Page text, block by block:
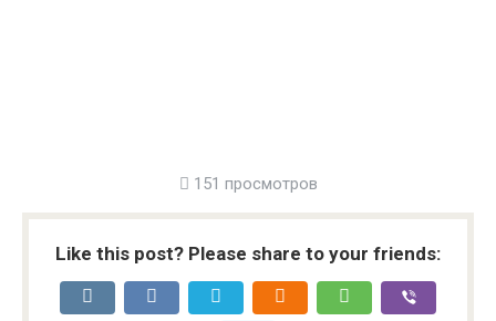
151 просмотров
Like this post? Please share to your friends: